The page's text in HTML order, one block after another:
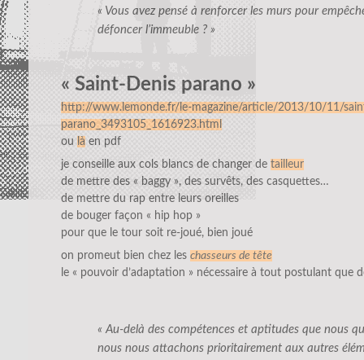
« Vous avez pensé à renforcer les murs pour
défoncer l’immeuble ? »
« Saint-Denis parano »
http://www.lemonde.fr/le-magazine/article/2013/10/11/
parano_3493105_1616923.html
ou là en pdf
je conseille aux cols blancs de changer de tailleur
de mettre des « baggy », des survêts, des casquettes…
de mettre du rap entre leurs oreilles
de bouger façon « hip hop »
pour que le tour soit re-joué, bien joué
on promeut bien chez les chasseurs de tête
le « pouvoir d’adaptation » nécessaire à tout postulant que
« Au-delà des compétences et aptitudes que nous
nous nous attachons prioritairement aux autres